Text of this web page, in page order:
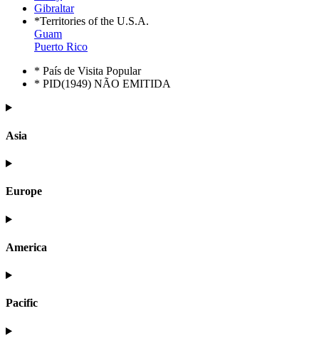
Gibraltar
*Territories of the U.S.A.
Guam
Puerto Rico
* País de Visita Popular
* PID(1949) NÃO EMITIDA
Asia
Europe
America
Pacific